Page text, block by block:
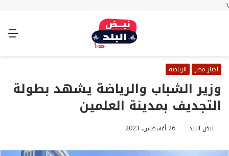
\
الوضع
اخبار مصر الرياضة
وزير الشباب والرياضة يشهد بطولة
التجديف بمدينة العلمين
نبض البلد 26 أغسطس، 2023